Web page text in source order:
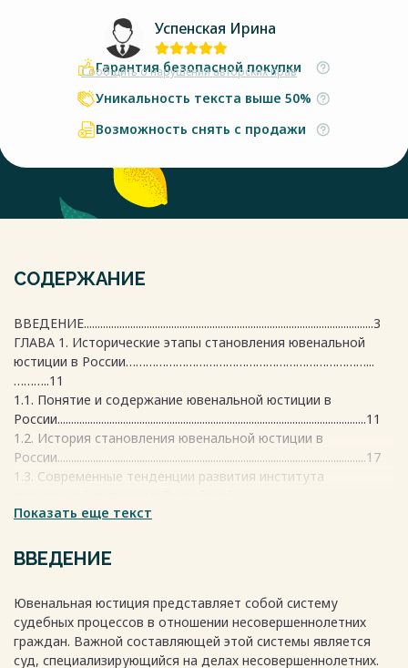
Успенская Ирина
Сообщить о нарушении авторских прав
Гарантия безопасной покупки
Уникальность текста выше 50%
Возможность снять с продажи
СОДЕРЖАНИЕ
ВВЕДЕНИЕ..........................................................................................................3
ГЛАВА 1. Исторические этапы становления ювенальной
юстиции в России………………………………………………………………...
………..11
1.1. Понятие и содержание ювенальной юстиции в
России.................................................................................................................11
1.2. История становления ювенальной юстиции в
России.................................................................................................................17
1.3. Современные тенденции развития института
Федерации.....................................................................................22
ГЛАВА 2. Организационно-правовые основы развития
института ювенальной юстиции в Российской
2.1. Оценка действующей судебной системы по защите
прав
ребенка................................................................................................................38
Показать еще текст
ВВЕДЕНИЕ
Ювенальная юстиция представляет собой систему
судебных процессов в отношении несовершеннолетних
граждан. Важной составляющей этой системы является
суд, специализирующийся на делах несовершеннолетних.